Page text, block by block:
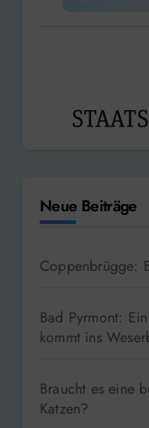
Neue Beiträge
Coppenbrügge:
Bad Pyrmont:
kommt ins
Braucht es eine
Katzen?